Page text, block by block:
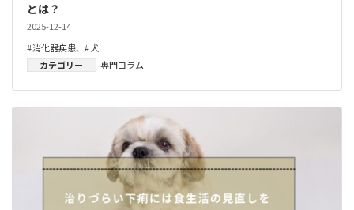
とは？
2025-12-14
消化器疾患、
犬
カテゴリー
専門コラム